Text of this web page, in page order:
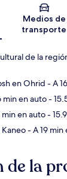
Medios de
transporte
de la
en Ohrid - A
min en auto-
min en auto-
Kaneo- A 19 min
la